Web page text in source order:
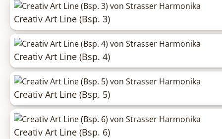
Creativ Art Line (Bsp. 3)
Creativ Art Line (Bsp. 4)
Creativ Art Line (Bsp. 5)
Creativ Art Line (Bsp. 6)